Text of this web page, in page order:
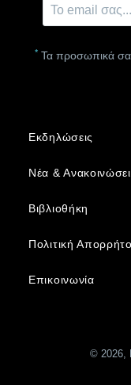
* Τα προσωπικά
Εκδηλώσεις
Νέα &
Βιβλιοθήκη
Πολιτική
Επικοινωνία
© 2026,